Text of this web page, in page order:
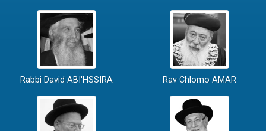
Rabbi David ABI'HSSIRA Rav Chlomo AMAR